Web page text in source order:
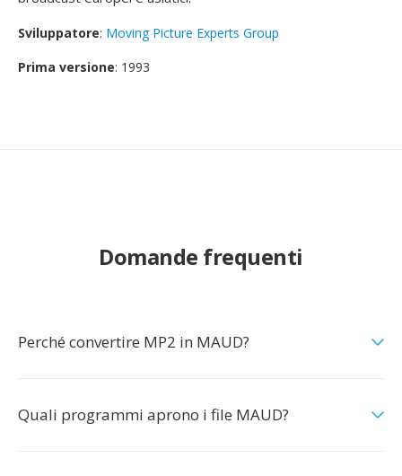
Sviluppatore: Moving Picture Experts Group
Prima versione: 1993
Domande frequenti
Perché convertire MP2 in MAUD?
Quali programmi aprono i file MAUD?